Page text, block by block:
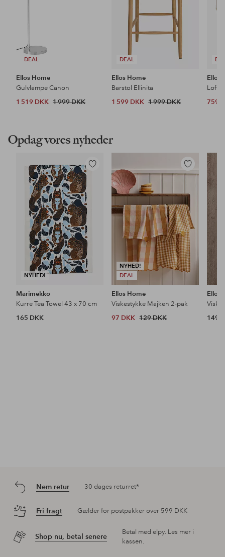
DEAL
Ellos Home
Gulvlampe Canon
1 519 DKK 1 999 DKK
DEAL
Ellos Home
Barstol Ellinita
1 599 DKK 1 999 DKK
Ellos
759
Opdag vores nyheder
NYHED!
Tilføj
til
favoritter
Marimekko
Kurre Tea Towel 43 x 70 cm
165 DKK
NYHED!
DEAL
Tilføj
til
favoritter
Ellos Home
Viskestykke Majken 2-pak
97 DKK 129 DKK
Ellos
149
Nem retur 30 dages returret*
Fri fragt Gælder for postpakker over 599 DKK
Shop nu, betal senere
Betal med elpy. Les mer i
kassen.